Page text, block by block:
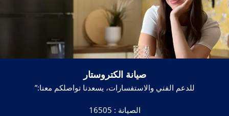
صيانة الكتروستار
للدعم الفني والاستفسارات، يسعدنا تواصلكم معنا:”
الصيانة : 16505